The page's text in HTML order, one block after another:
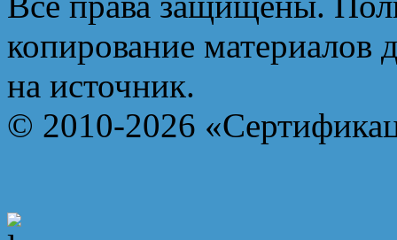
копирование материалов
на источник.
© 2010-2026